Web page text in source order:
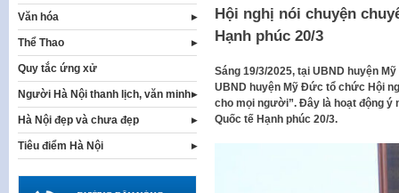
Hội nghị nói chuyện
Hạnh phúc 20/3
Sáng 19/3/2025, tại UBND huyện
UBND huyện Mỹ Đức tổ chức Hội
cho mọi người”. Đây là hoạt động ý
Quốc tế Hạnh phúc 20/3.
Văn hóa
Thể Thao
Quy tắc ứng xử
Người Hà Nội thanh lịch, văn minh
Hà Nội đẹp và chưa đẹp
Tiêu điểm Hà Nội